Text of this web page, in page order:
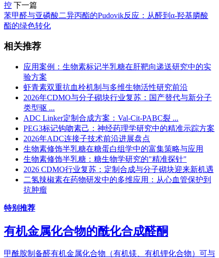
控 下一篇
苯甲醛与亚磷酸二异丙酯的Pudovik反应：从醛到α-羟基膦酸
酯的绿色转化
相关推荐
应用案例：生物素标记半乳糖在肝靶向递送研究中的实
验方案
虾青素双重抗血栓机制与多维生物活性研究前沿
2026年CDMO与分子砌块行业复苏：国产替代与新分子
类型驱 ...
ADC Linker定制合成方案：Val-Cit-PABC裂 ...
PEG3标记钩吻素己：神经药理学研究中的精准示踪方案
2026年ADC连接子技术前沿进展盘点
生物素修饰半乳糖在糖蛋白组学中的富集策略与应用
生物素修饰半乳糖：糖生物学研究的"精准探针"
2026 CDMO行业复苏：定制合成与分子砌块迎来新机遇
二氢辣椒素在药物研发中的多维应用：从心血管保护到
抗肿瘤
特别推荐
有机金属化合物的酰化合成醛酮
甲酰胺制备醛有机金属化合物（有机镁、有机锂化合物）可与